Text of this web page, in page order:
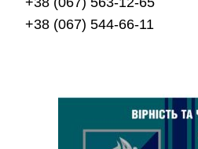
+38 (067) 544-66-11